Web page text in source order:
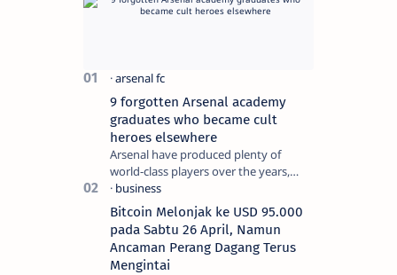
9 forgotten Arsenal academy
graduates who became cult
heroes elsewhere
Arsenal have produced plenty of
world-class players over the years,
although not all of them make the
grade at the Emirates. For every Tony
Ada…
Bitcoin Melonjak ke USD 95.000
pada Sabtu 26 April, Namun
Ancaman Perang Dagang Terus
Mengintai